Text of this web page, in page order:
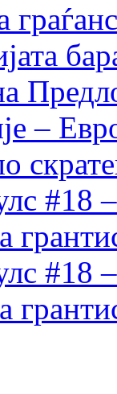
–
#18
#18